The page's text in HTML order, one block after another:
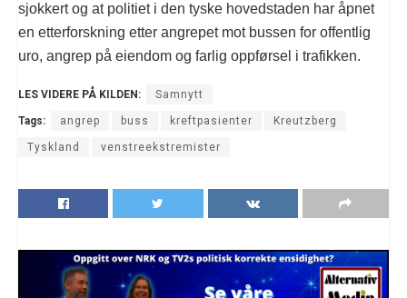
sjokkert og at politiet i den tyske hovedstaden har åpnet
en etterforskning etter angrepet mot bussen for offentlig
uro, angrep på eiendom og farlig oppførsel i trafikken.
LES VIDERE PÅ KILDEN: Samnytt
Tags: angrep buss kreftpasienter Kreutzberg
Tyskland venstreekstremister